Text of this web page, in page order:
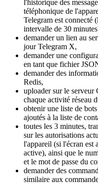
l'historique des
téléphonique de
Telegram est connecté
intervalle de 30
demander un lien au
jour Telegram X,
demander une
en tant que fichier
demander des
Redis,
uploader sur le serveur
chaque activité réseau
obtenir une liste de
ajoutés à la liste de
toutes les 3 minutes,
sur les autorisations
l'appareil (si l'écran est
active), ainsi que le
et le mot de passe du
demander des
similaire aux